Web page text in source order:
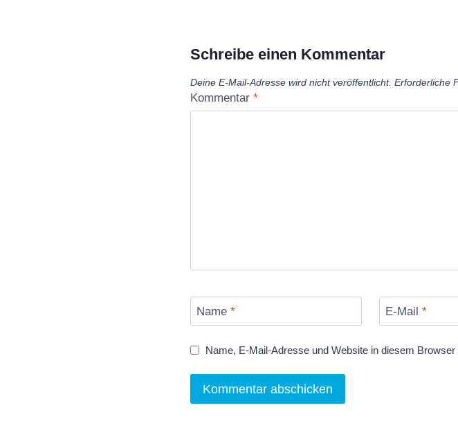
Schreibe einen Kommentar
Deine E-Mail-Adresse wird nicht veröffentlicht. Erforderliche
Kommentar *
Name * E-Mail *
Name, E-Mail-Adresse und Website in diesem